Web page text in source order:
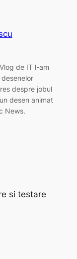
de IT l-am
despre jobul
desen animat
News.
si testare